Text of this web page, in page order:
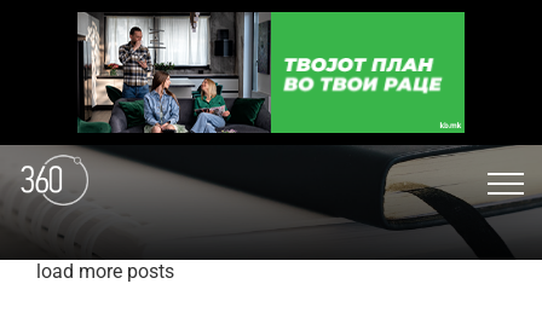
load more posts